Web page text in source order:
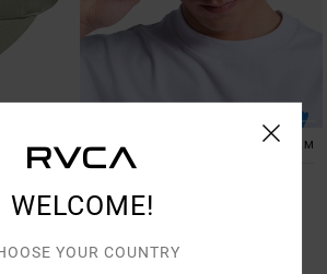
ARTIST NETWORK PROGRAM
Boné Bege Homem
€ 18,90
WELCOME!
YOUR COUNTRY